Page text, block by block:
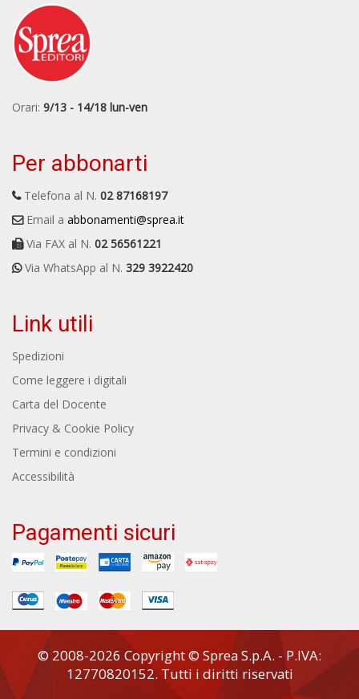
Orari: 9/13 - 14/18 lun-ven
Per abbonarti
Telefona al N. 02 87168197
Email a abbonamenti@sprea.it
Via FAX al N. 02 56561221
Via WhatsApp al N. 329 3922420
Link utili
Spedizioni
Come leggere i digitali
Carta del Docente
Privacy & Cookie Policy
Termini e condizioni
Accessibilità
Pagamenti sicuri
© 2008-2026 Copyright © Sprea S.p.A. - P.IVA:
12770820152. Tutti i diritti riservati